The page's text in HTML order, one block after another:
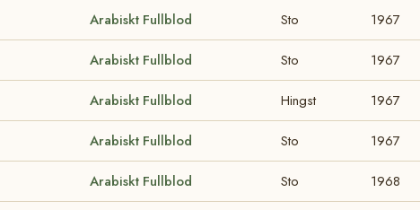
Arabiskt Fullblod Sto 1967
Arabiskt Fullblod Sto 1967
Arabiskt Fullblod Hingst 1967
Arabiskt Fullblod Sto 1967
Arabiskt Fullblod Sto 1968